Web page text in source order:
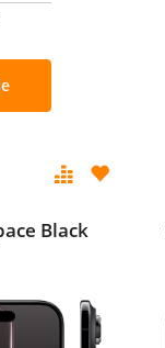
Black